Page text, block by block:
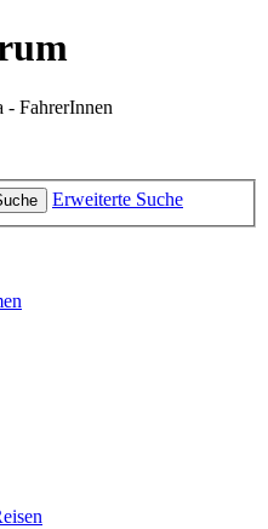
- FahrerInnen
Erweiterte Suche